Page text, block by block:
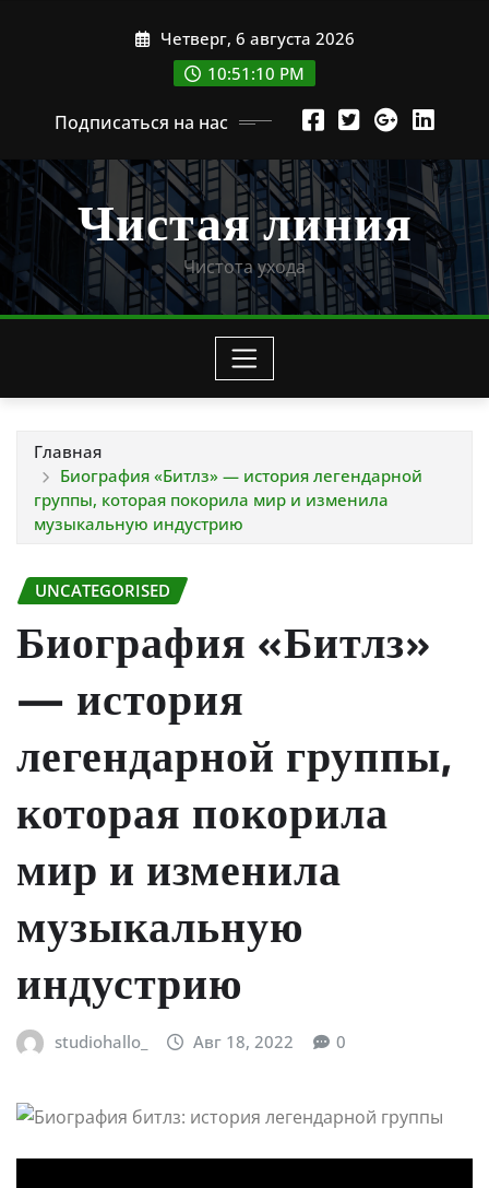
Четверг, 6 августа 2026
10:51:11 PM
Подписаться на нас
Чистая линия
Чистота ухода
Главная
Биография «Битлз» — история легендарной
группы, которая покорила мир и изменила
музыкальную индустрию
UNCATEGORISED
Биография «Битлз»
— история
легендарной группы,
которая покорила
мир и изменила
музыкальную
индустрию
studiohallo_ Авг 18, 2022 0